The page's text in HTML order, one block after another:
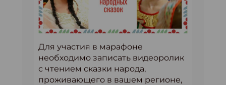
Для участия в марафоне
необходимо записать видеоролик
с чтением сказки народа,
проживающего в вашем регионе,